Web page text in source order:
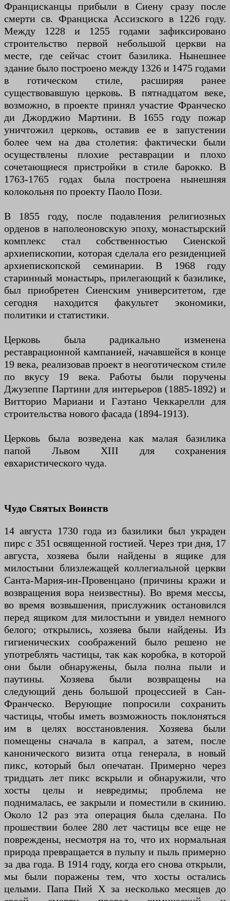
Францисканцы прибыли в Сиену сразу после
смерти св. Франциска Ассизского в 1226 году.
Между 1228 и 1255 годами зафиксировано
строительство первой небольшой церкви на
месте, где сейчас стоит базилика. Нынешнее
здание было построено между 1326 и 1475 годами
в готическом стиле, расширяя ранее
существовавшую церковь. В пятнадцатом веке,
возможно, в проекте принял участие Франческо
ди Джорджио Мартини. В 1655 году пожар
уничтожил церковь, оставив ее в запустении
более чем на два столетия: фактически были
осуществлены плохие реставрации и плохо
сочетающиеся пристройки в стиле барокко. В
1763-1765 годах была построена нынешняя
колокольня по проекту Паоло Пози.
В 1855 году, после подавления религиозных
орденов в наполеоновскую эпоху, монастырский
комплекс стал собственностью Сиенской
архиепископии, которая сделала его резиденцией
архиепископской семинарии. В 1968 году
старинный монастырь, прилегающий к базилике,
был приобретен Сиенским университетом, где
сегодня находится факультет экономики,
политики и статистики.
Церковь была радикально изменена
реставрационной кампанией, начавшейся в конце
19 века, реализовав проект в неоготическом стиле
по вкусу 19 века. Работы были поручены
Джузеппе Партини для интерьеров (1885-1892) и
Витторио Мариани и Гаэтано Чеккарелли для
строительства нового фасада (1894-1913).
Церковь была возведена как малая базилика
папой Львом XIII для сохранения
евхаристического чуда.
Чудо Святых Воинств
14 августа 1730 года из базилики был украден
пирс с 351 освященной гостией. Через три дня, 17
августа, хозяева были найдены в ящике для
милостыни близлежащей коллегиальной церкви
Санта-Мария-ин-Провенцано (причины кражи и
возвращения вора неизвестны). Во время мессы,
во время возвышения, прислужник остановился
перед ящиком для милостыни и увидел немного
белого; открылись, хозяева были найдены. Из
гигиенических соображений было решено не
употреблять частицы, так как коробка, в которой
они были обнаружены, была полна пыли и
паутины. Хозяева были возвращены на
следующий день большой процессией в Сан-
Франческо. Верующие попросили сохранить
частицы, чтобы иметь возможность поклоняться
им в целях восстановления. Хозяева были
помещены сначала в капрал, а затем, после
канонического визита отца генерала, в новый
пикс, который был опечатан. Примерно через
тридцать лет пикс вскрыли и обнаружили, что
хосты целы и невредимы; проблема не
поднималась, ее закрыли и поместили в скинию.
Около 12 раз эта операция была сделана. По
прошествии более 280 лет частицы все еще не
повреждены, несмотря на то, что их нормальная
природа превращается в пульпу и пыль примерно
за два года. В 1914 году, когда его снова открыли,
мы были поражены тем, что хосты остались
целыми. Папа Пий X за несколько месяцев до